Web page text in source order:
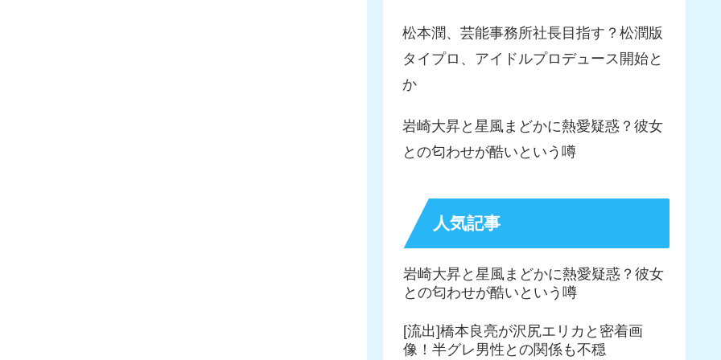
松本潤、芸能事務所社長目指す？松潤版
タイプロ、アイドルプロデュース開始と
か
岩崎大昇と星風まどかに熱愛疑惑？彼女
との匂わせが酷いという噂
人気記事
岩崎大昇と星風まどかに熱愛疑惑？彼女
との匂わせが酷いという噂
[流出]橋本良亮が沢尻エリカと密着画
像！半グレ男性との関係も不穏